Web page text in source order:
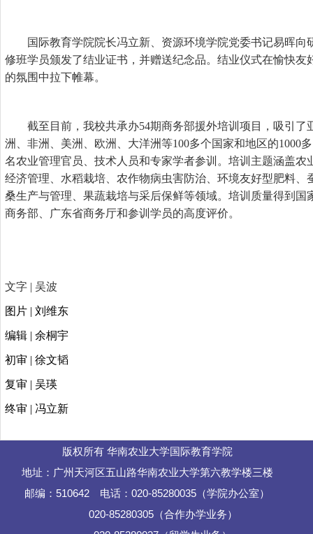
国际教育学院院长冯立新、资源环境学院党委书记易晖向
修班学员颁发了结业证书，并赠送纪念品。结业仪式在愉快友
的氛围中拉下帷幕。
截至目前，我校共承办54期商务部援外培训项目，吸引了
洲、非洲、美洲、欧洲、大洋洲等100多个国家和地区的1000多
名农业管理官员、技术人员和专家学者参训。培训主题涵盖农
经济管理、水稻栽培、农作物病虫害防治、环境友好型肥料、
桑生产与管理、果蔬栽培与采后保鲜等领域。培训质量得到国
商务部、广东省商务厅和参训学员的高度评价。
文字 | 吴波
图片 | 刘维东
编辑 | 余桐宇
初审 | 徐文韬
复审 | 吴瑛
终审 | 冯立新
版权所有 华南农业大学国际教育学院
地址：广州天河区五山路华南农业大学第六教学楼三楼
邮编：510642 电话：020-85280035（学院办公室）
020-85280305（合作办学业务）